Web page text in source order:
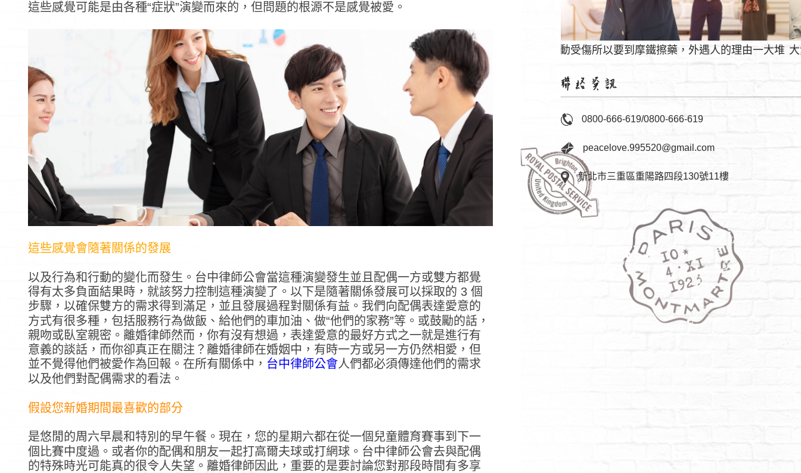
這些感覺可能是由各種“症狀”演變而來的，但問題的根源不是感覺被愛。
這些感覺會隨著關係的發展
以及行為和行動的變化而發生。台中律師公會當這種演變發生並且配偶一方或雙方都覺
得有太多負面結果時，就該努力控制這種演變了。以下是隨著關係發展可以採取的 3 個
步驟，以確保雙方的需求得到滿足，並且發展過程對關係有益。我們向配偶表達愛意的
方式有很多種，包括服務行為做飯、給他們的車加油、做“他們的家務”等。或鼓勵的話，
親吻或臥室親密。離婚律師然而，你有沒有想過，表達愛意的最好方式之一就是進行有
意義的談話，而你卻真正在關注？離婚律師在婚姻中，有時一方或另一方仍然相愛，但
並不覺得他們被愛作為回報。在所有關係中， 台中律師公會人們都必須傳達他們的需求
以及他們對配偶需求的看法。
假設您新婚期間最喜歡的部分
是悠閒的周六早晨和特別的早午餐。現在，您的星期六都在從一個兒童體育賽事到下一
個比賽中度過。或者你的配偶和朋友一起打高爾夫球或打網球。台中律師公會去與配偶
的特殊時光可能真的很令人失望。離婚律師因此，重要的是要討論您對那段時間有多享
原來徵信社查個資，如果提供資訊越詳細，費用可以越便宜 運動受傷所以要到摩鐵擦藥，外遇人的理由一大堆 大愛徵信社不僅替民眾處理生活上的問題，甚至也提供免費法律諮詢服務
0800-666-619/0800-666-619
peacelove.995520@gmail.com
新北市三重區重陽路四段130號11樓